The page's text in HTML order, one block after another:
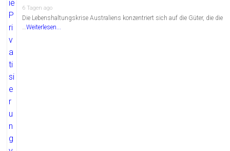
6 Tagen ago
Die Lebenshaltungskrise Australiens konzentriert sich auf die Güter, die die
…Weiterlesen...